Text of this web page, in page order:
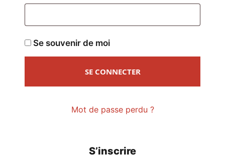
Se souvenir de moi
SE CONNECTER
Mot de passe perdu ?
S’inscrire